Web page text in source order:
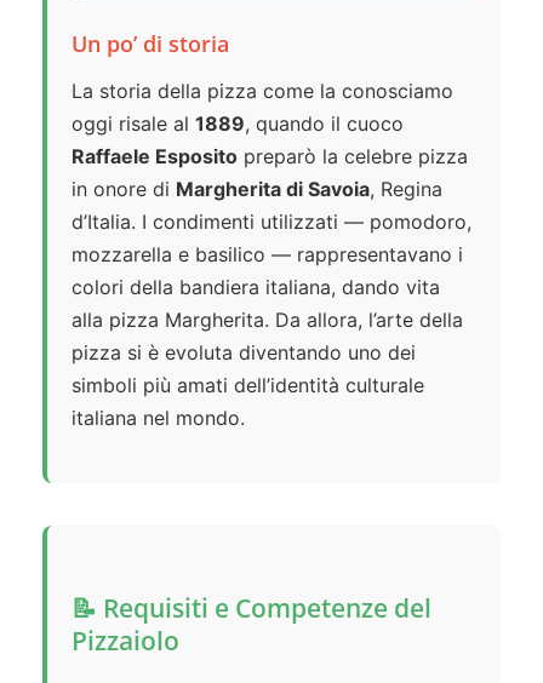
Un po’ di storia
La storia della pizza come la conosciamo
oggi risale al 1889, quando il cuoco
Raffaele Esposito preparò la celebre pizza
in onore di Margherita di Savoia, Regina
d’Italia. I condimenti utilizzati — pomodoro,
mozzarella e basilico — rappresentavano i
colori della bandiera italiana, dando vita
alla pizza Margherita. Da allora, l’arte della
pizza si è evoluta diventando uno dei
simboli più amati dell’identità culturale
italiana nel mondo.
📝 Requisiti e Competenze del
Pizzaiolo